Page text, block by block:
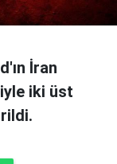
İran
iki üst